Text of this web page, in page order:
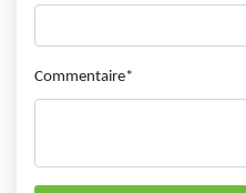
Commentaire*